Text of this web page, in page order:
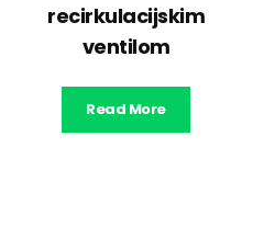
recirkulacijskim
ventilom
Read More